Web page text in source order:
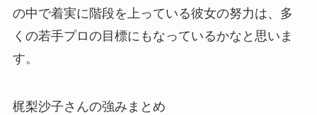
の中で着実に階段を上っている彼女の努力は、多
くの若手プロの目標にもなっているかなと思いま
す。
梶梨沙子さんの強みまとめ